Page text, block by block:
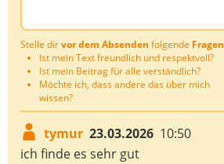
Stelle dirvor dem Absenden folgende Fragen
Ist mein Text freundlich und respektvoll?
Ist mein Beitrag für alle verständlich?
Möchte ich, dass andere das über mich
wissen?
tymur 23.03.2026 10:50
ich finde es sehr gut